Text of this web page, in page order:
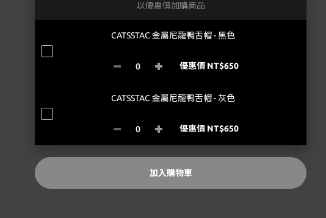
以優惠價加購商品
CATSSTAC 金屬尼龍鴨舌帽 - 黑色
優惠價 NT$650
CATSSTAC 金屬尼龍鴨舌帽 - 灰色
優惠價 NT$650
加入購物車